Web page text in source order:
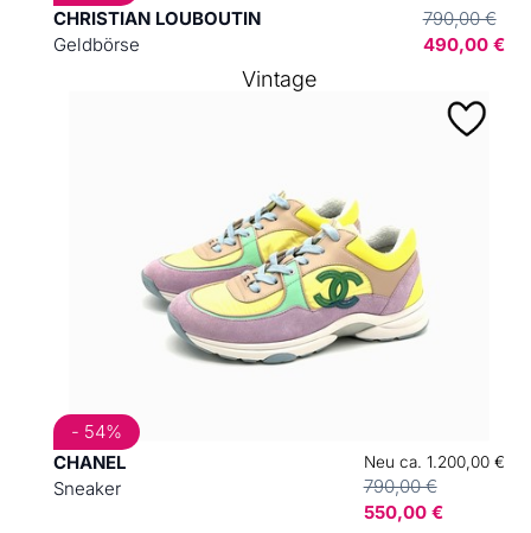
CHRISTIAN LOUBOUTIN
Geldbörse
790,00 €
490,00 €
CHANEL
Sneaker
Neu ca. 1.200,00 €
790,00 €
550,00 €
- 54%
Vintage